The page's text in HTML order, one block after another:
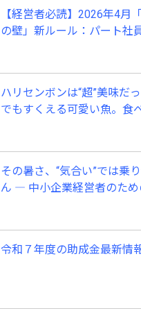
【経営者必読】2026年4月
の壁」新ルール：パート社
条件通知書、今すぐ見直す
ハリセンボンは“超”美味だ
でもすくえる可愛い魚。食
その暑さ、“気合い”では乗
ん ― 中小企業経営者のため
令和７年度の助成金最新情